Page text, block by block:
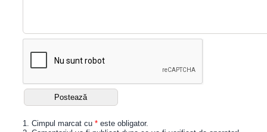
1. Cimpul marcat cu * este obligator.